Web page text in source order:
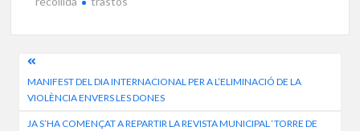
Navegació
d'entrades
MANIFEST DEL DIA INTERNACIONAL PER A L’ELIMINACIÓ DE LA
VIOLÈNCIA ENVERS LES DONES
JA S’HA COMENÇAT A REPARTIR LA REVISTA MUNICIPAL ‘TORRE DE